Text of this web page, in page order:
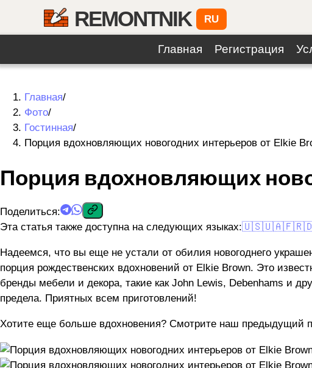
REMONTNIK RU
Главная Регистрация
Главная/
Фото/
Гостинная/
Порция вдохновляющих новогодних интерьеров от Elkie
Порция вдохновляющих
Поделиться:
Эта статья также доступна на следующих языках:🇺🇸🇺🇦🇫🇷
Надеемся, что вы еще не устали от обилия новогоднего
порция рождественских вдохновений от Elkie Brown. Это
бренды мебели и декора, такие как John Lewis, Debenhams и
предела. Приятных всем приготовлений!
Хотите еще больше вдохновения? Смотрите наш предыдущий